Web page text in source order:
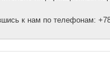
к нам по телефонам: